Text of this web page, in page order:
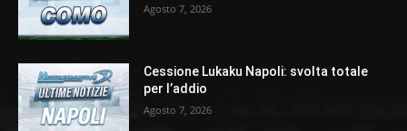
Agosto 7, 2026
Cessione Lukaku Napoli: svolta totale
per l’addio
Agosto 7, 2026